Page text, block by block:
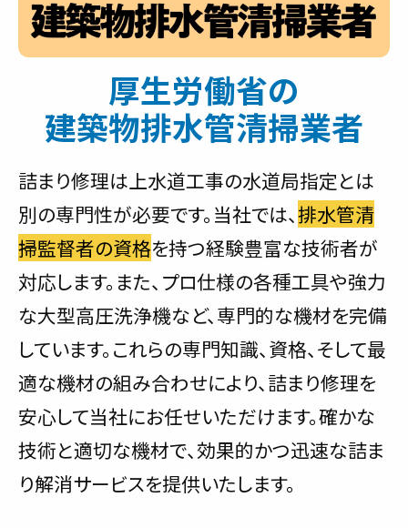
厚生労働省の
建築物排水管清掃業者
詰まり修理は上水道工事の水道局指定とは
別の専門性が必要です。当社では、排水管清
掃監督者の資格を持つ経験豊富な技術者が
対応します。また、プロ仕様の各種工具や強力
な大型高圧洗浄機など、専門的な機材を完備
しています。これらの専門知識、資格、そして最
適な機材の組み合わせにより、詰まり修理を
安心して当社にお任せいただけます。確かな
技術と適切な機材で、効果的かつ迅速な詰ま
り解消サービスを提供いたします。